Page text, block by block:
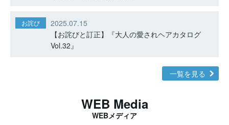
お詫び
2025.07.15
【お詫びと訂正】『大人の愛されヘアカタログ
Vol.32』
一覧を見る
WEB Media
WEBメディア